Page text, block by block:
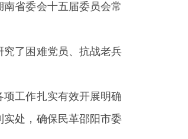
省委会十五届委员会常
了困难党员、抗战老兵
工作扎实有效开展明确
处，确保民革邵阳市委